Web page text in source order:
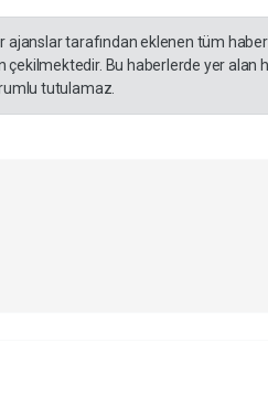
ajanslar tarafından eklenen tüm
Bu haberlerde yer alan
tutulamaz.